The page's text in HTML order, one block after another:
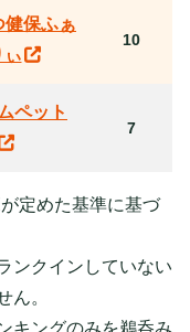
健保ふぁ
ぃ
10
ペット
7
定めた基準に基づ
ンクインしていない
ん。
キングのみを鵜呑み